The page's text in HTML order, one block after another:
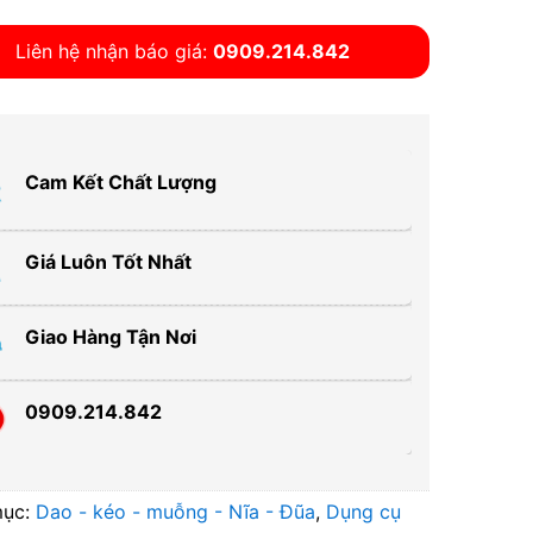
Liên hệ nhận báo giá: 0909.214.842
Cam Kết Chất Lượng
Giá Luôn Tốt Nhất
Giao Hàng Tận Nơi
0909.214.842
Dao - kéo - muỗng - Nĩa - Đũa, Dụng cụ